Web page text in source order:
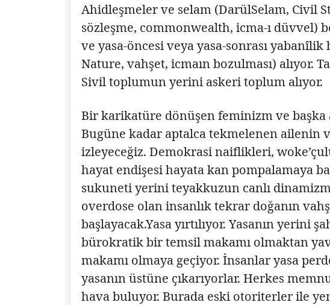
Ahidleşmeler ve selam (DarülSelam, Civil
sözleşme, commonwealth, icma-ı düvvel)
ve yasa-öncesi veya yasa-sonrası
Nature, vahşet, icmaın bozulması) alıyor.
Sivil toplumun yerini askeri toplum alıyor.
Bir karikatüre dönüşen feminizm ve başka
Bugüne kadar aptalca tekmelenen ailenin
izleyeceğiz. Demokrasi naiflikleri,
hayat endişesi hayata kan pompalamaya
sukuneti yerini teyakkuzun canlı
overdose olan insanlık tekrar doğanın
başlayacak.Yasa yırtılıyor. Yasanın yerini
bürokratik bir temsil makamı olmaktan
makamı olmaya geçiyor. İnsanlar yasa
yasanın üstüne çıkarıyorlar. Herkes
hava buluyor. Burada eski otoriterler ile